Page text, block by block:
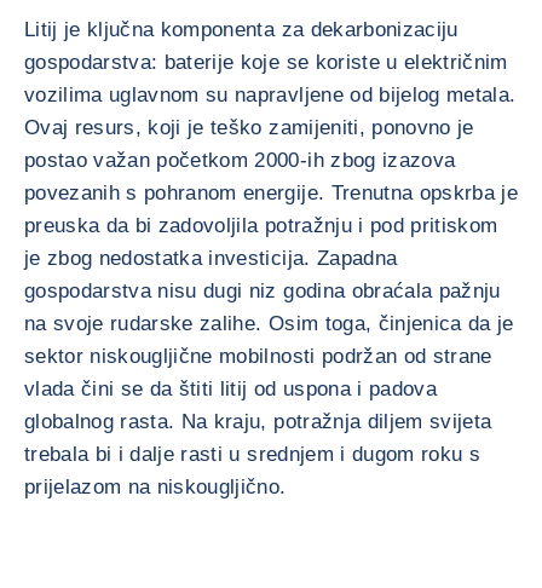
Litij je ključna komponenta za dekarbonizaciju
gospodarstva: baterije koje se koriste u električnim
vozilima uglavnom su napravljene od bijelog metala.
Ovaj resurs, koji je teško zamijeniti, ponovno je
postao važan početkom 2000-ih zbog izazova
povezanih s pohranom energije. Trenutna opskrba je
preuska da bi zadovoljila potražnju i pod pritiskom
je zbog nedostatka investicija. Zapadna
gospodarstva nisu dugi niz godina obraćala pažnju
na svoje rudarske zalihe. Osim toga, činjenica da je
sektor niskougljične mobilnosti podržan od strane
vlada čini se da štiti litij od uspona i padova
globalnog rasta. Na kraju, potražnja diljem svijeta
trebala bi i dalje rasti u srednjem i dugom roku s
prijelazom na niskougljično.